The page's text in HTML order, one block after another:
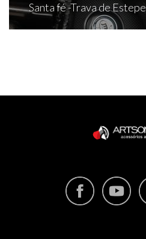
Santa fé -Trava de Estepe